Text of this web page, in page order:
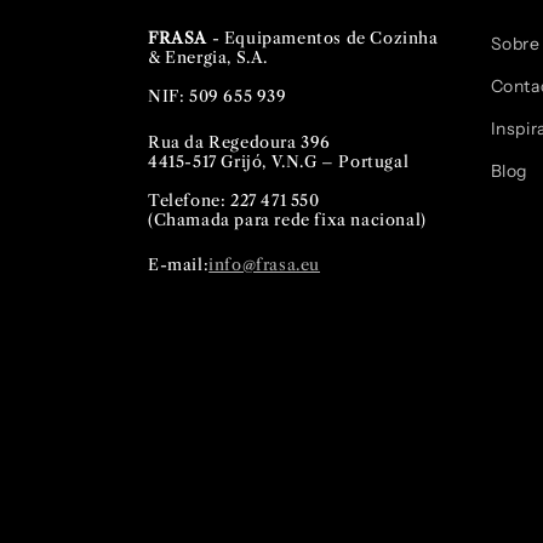
FRASA - Equipamentos de Cozinha
& Energia, S.A.
NIF: 509 655 939
Rua da Regedoura 396
4415-517 Grijó, V.N.G – Portugal
Telefone: 227 471 550
(Chamada para rede fixa nacional)
E-mail:info@frasa.eu
Blog